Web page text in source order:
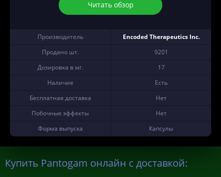
Читать обзор
Производитель
Encoded Therapeutics Inc.
Продано шт.
9201
Дозировка в мг.
17
Наличие
Есть
Бесплатная доставка
Нет
Побочные эффекты
Нет
Форма выпуска
Капсулы
Купить Pantogam онлайн с доставкой: